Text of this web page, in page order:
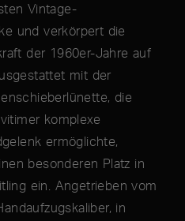
Vintage-
und verkörpert die
der 1960er-Jahre auf
mit der
die
komplexe
ermöglichte,
besonderen Platz in
ein. Angetrieben vom
in